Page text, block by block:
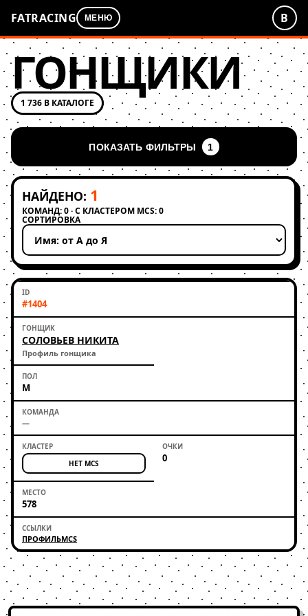
FATRACING МЕНЮ В
ГОНЩИКИ
1 736 В КАТАЛОГЕ
ПОКАЗАТЬ ФИЛЬТРЫ 1
НАЙДЕНО: 1
КОМАНД: 0 · С КЛАСТЕРОМ MCS: 0
СОРТИРОВКА
Применить сортировку
#1404
СОЛОВЬЕВ НИКИТА
Профиль гонщика
М
—
НЕТ MCS 0
578
ПРОФИЛЬMCS